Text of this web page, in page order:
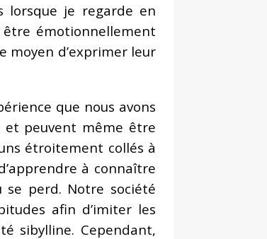
lorsque je regarde en
être émotionnellement
moyen d’exprimer leur
que nous avons
et peuvent même être
étroitement collés à
à connaître
perd. Notre société
afin d’imiter les
sibylline. Cependant,